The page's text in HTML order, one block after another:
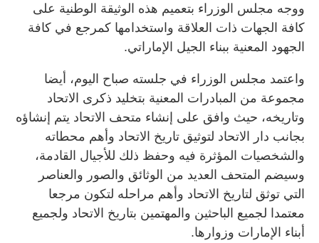
ووجه مجلس الوزراء بتعميم هذه الوثيقة الوطنية على
كافة الجهات ذات العلاقة واستخدامها كمرجع في كافة
الجهود المعنية ببناء الجيل الإماراتي.
واعتمد مجلس الوزراء في جلسته صباح اليوم، أيضا
مجموعة من المبادرات المعنية بتخليد ذكرى الاتحاد
وتاريخه، حيث وافق على إنشاء متحف الاتحاد يتم إنشاؤه
بجانب دار الاتحاد لتوثيق تاريخ الاتحاد وأهم محطاته
والشخصيات المؤثرة فيه وحفظ ذلك للأجيال القادمة،
وسيضم المتحف العديد من الوثائق والصور والعناصر
التي توثق لتاريخ الاتحاد وأهم مراحله لتكون مرجعا
معتمدا لجميع الباحثين والمهتمين بتاريخ الاتحاد ولجميع
أبناء الإمارات وزوارها.